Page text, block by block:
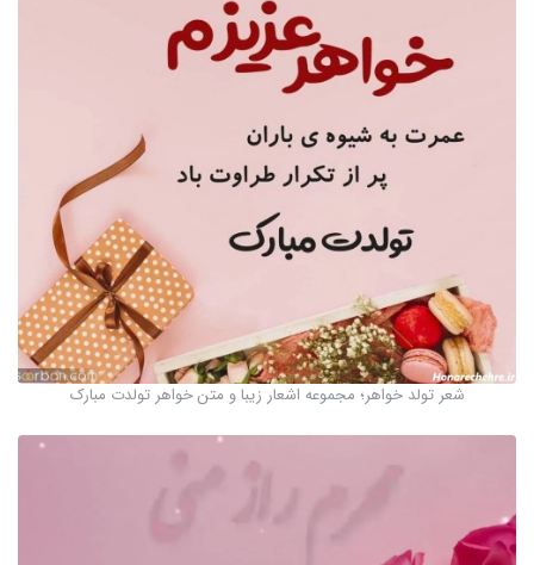
شعر تولد خواهر؛ مجموعه اشعار زیبا و متن خواهر تولدت مبارک